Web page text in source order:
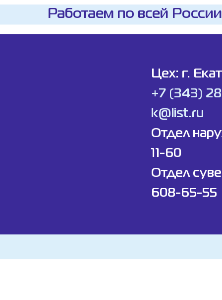
Работаем по всей
Цех: г.
+7 (343)
k@list.ru
Отдел
11-60
Отдел
608-65-55